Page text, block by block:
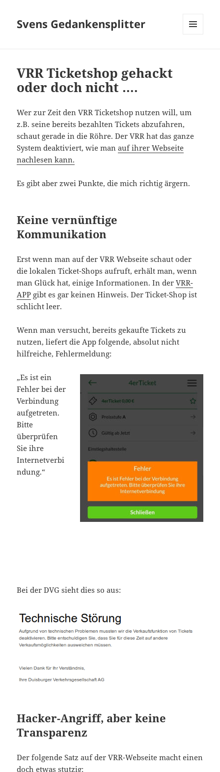
Svens Gedankensplitter
VRR Ticketshop gehackt
oder doch nicht ….
Wer zur Zeit den VRR Ticketshop nutzen will, um
z.B. seine bereits bezahlten Tickets abzufahren,
schaut gerade in die Röhre. Der VRR hat das ganze
System deaktiviert, wie manauf ihrer Webseite
nachlesen kann.
Es gibt aber zwei Punkte, die mich richtig ärgern.
Keine vernünftige
Kommunikation
Erst wenn man auf der VRR Webseite schaut oder
die lokalen Ticket-Shops aufruft, erhält man, wenn
man Glück hat, einige Informationen. In derVRR-
APP gibt es gar keinen Hinweis. Der Ticket-Shop ist
schlicht leer.
Wenn man versucht, bereits gekaufte Tickets zu
nutzen, liefert die App folgende, absolut nicht
hilfreiche, Fehlermeldung:
„Es ist ein
Fehler bei der
Verbindung
aufgetreten.
Bitte
überprüfen
Sie ihre
Internetverbi
ndung.“
Bei der DVG sieht dies so aus:
Hacker-Angriff, aber keine
Transparenz
Der folgende Satz auf der VRR-Webseite macht einen
doch etwas stutzig: